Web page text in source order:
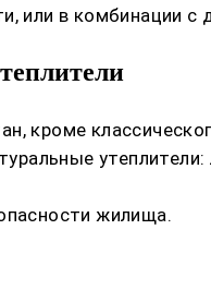
или в комбинации с
кроме
жилища.